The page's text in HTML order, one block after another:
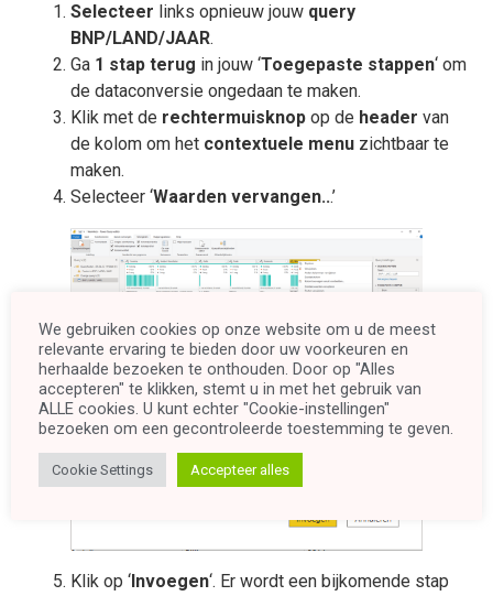
Selecteer links opnieuw jouw query
BNP/LAND/JAAR.
Ga 1 stap terug in jouw ‘Toegepaste stappen‘ om
de dataconversie ongedaan te maken.
Klik met de rechtermuisknop op de header van
de kolom om het contextuele menu zichtbaar te
maken.
Selecteer ‘Waarden vervangen...’
Klik op ‘Invoegen‘. Er wordt een bijkomende stap
We gebruiken cookies op onze website om u de meest
relevante ervaring te bieden door uw voorkeuren en
herhaalde bezoeken te onthouden. Door op "Alles
accepteren" te klikken, stemt u in met het gebruik van
ALLE cookies. U kunt echter "Cookie-instellingen"
bezoeken om een ​​gecontroleerde toestemming te geven.
Cookie Settings Accepteer alles